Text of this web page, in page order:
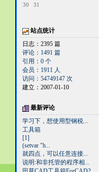
30
31
站点统计
日志：2395 篇
评论：1491 篇
引用：0 个
会员：1911 人
访问：54749147 次
建立：2007-01-10
最新评论
学习下，想使用型钢税...
工具箱
[1]
(setvar "h...
就四点，可以任意连接...
说明:和非托管的程序相...